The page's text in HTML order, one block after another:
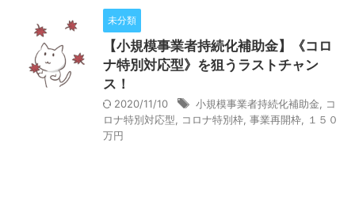
未分類
【小規模事業者持続化補助金】《コロ
ナ特別対応型》を狙うラストチャン
ス！
2020/11/10 小規模事業者持続化補助金
コ
ロナ特別対応型
コロナ特別枠 事業再開枠
１５０
万円